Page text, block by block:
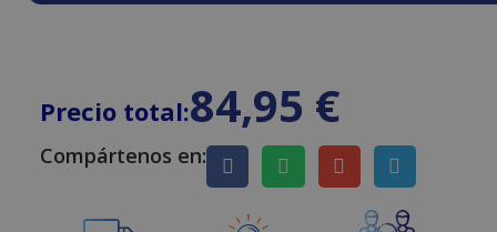
Precio total:84,95 €
Compártenos en: